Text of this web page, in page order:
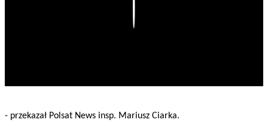
- przekazał Polsat News insp. Mariusz Ciarka.